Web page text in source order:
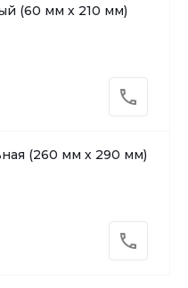
(60 мм х 210 мм)
(260 мм х 290 мм)